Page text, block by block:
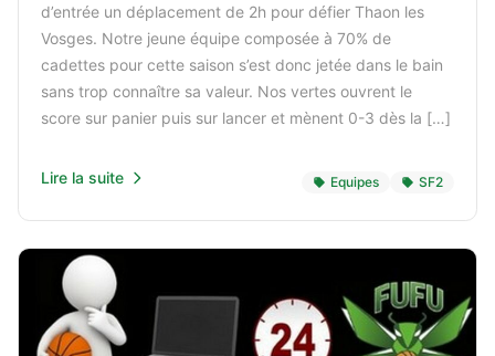
d’entrée un déplacement de 2h pour défier Thaon les
Vosges. Notre jeune équipe composée à 70% de
cadettes pour cette saison s’est donc jetée dans le bain
sans trop connaître sa valeur. Nos vertes ouvrent le
score sur panier puis sur lancer et mènent 0-3 dès la […]
Lire la suite Equipes SF2